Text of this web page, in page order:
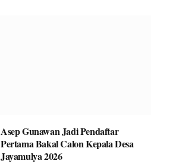
Asep Gunawan Jadi Pendaftar
Pertama Bakal Calon Kepala Desa
Jayamulya 2026